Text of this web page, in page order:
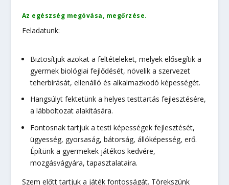
Az egészség megóvása, megőrzése.
Feladatunk:
Biztosítjuk azokat a feltételeket, melyek elősegítik a
gyermek biológiai fejlődését, növelik a szervezet
teherbírását, ellenálló és alkalmazkodó képességét.
Hangsúlyt fektetünk a helyes testtartás fejlesztésére,
a lábboltozat alakítására.
Fontosnak tartjuk a testi képességek fejlesztését,
ügyesség, gyorsaság, bátorság, állóképesség, erő.
Építünk a gyermekek játékos kedvére,
mozgásvágyára, tapasztalataira.
Szem előtt tartjuk a játék fontosságát. Törekszünk